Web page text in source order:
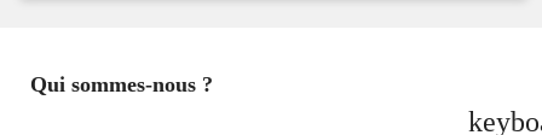
Qui sommes-nous ?